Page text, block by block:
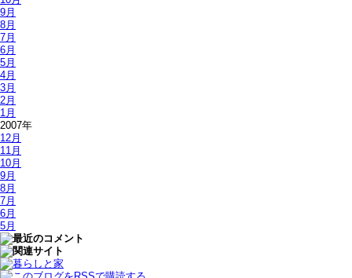
9月
8月
7月
6月
5月
4月
3月
2月
1月
2007年
12月
11月
10月
9月
8月
7月
6月
5月